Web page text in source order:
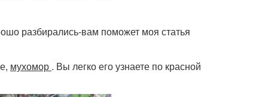
разбирались-вам поможет моя статья
мухомор . Вы легко его узнаете по красной